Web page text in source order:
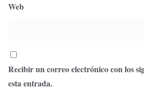
Web
Recibir un correo electrónico con los
esta entrada.